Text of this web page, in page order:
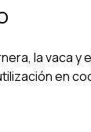
la vaca y
en